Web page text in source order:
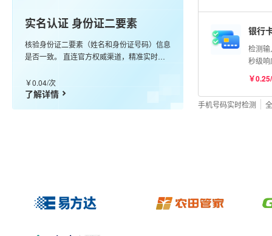
实名认证 身份证二要素
核验身份证二要素（姓名和身份证号码）信息
是否一致。 直连官方权威渠道，精准实时核
￥0.04/次
了解详情
银行
检测
秒级
￥
手机号码实时检测